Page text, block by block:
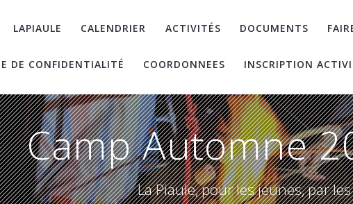
LAPIAULE CALENDRIER ACTIVITÉS DOCUMENTS
DE CONFIDENTIALITÉ COORDONNEES INSCRIPTION
Camp Automne
La Piaule, pour les jeunes, par